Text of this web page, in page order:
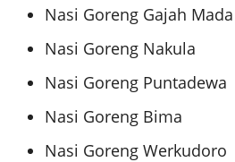
Nasi Goreng Gajah Mada
Nasi Goreng Nakula
Nasi Goreng Puntadewa
Nasi Goreng Bima
Nasi Goreng Werkudoro